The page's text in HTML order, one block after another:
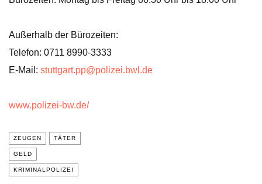
Außerhalb der Bürozeiten:
Telefon: 0711 8990-3333
E-Mail: stuttgart.pp@polizei.bwl.de
www.polizei-bw.de/
ZEUGEN TÄTER
GELD
KRIMINALPOLIZEI